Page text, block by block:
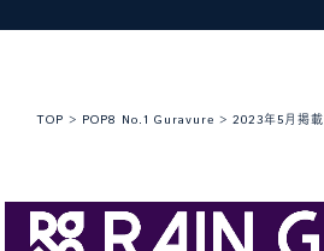
TOP > POP8 No.1 Guravure > 2023年5月掲載